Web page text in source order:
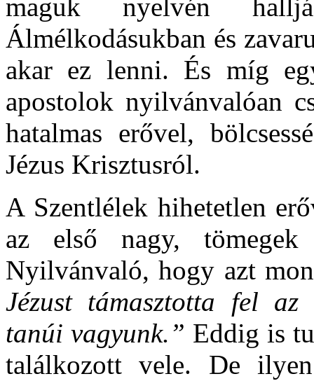
maguk nyelvén
Álmélkodásukban és
akar ez lenni. És míg
apostolok nyilvánvalóan
hatalmas erővel,
Jézus Krisztusról.
A Szentlélek hihetetlen
az első nagy, tömegek
Nyilvánvaló, hogy azt
Jézust támasztotta fel
tanúi vagyunk.” Eddig is
találkozott vele. De